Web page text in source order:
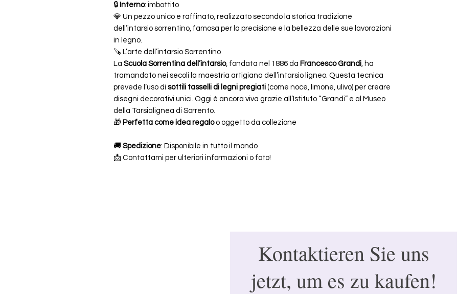
🔒 Interno: imbottito
💎 Un pezzo unico e raffinato, realizzato secondo la storica tradizione
dell’intarsio sorrentino, famosa per la precisione e la bellezza delle sue lavorazioni
in legno.
🪚 L’arte dell’intarsio Sorrentino
La Scuola Sorrentina dell’intarsio, fondata nel 1886 da Francesco Grandi , ha
tramandato nei secoli la maestria artigiana dell’intarsio ligneo. Questa tecnica
prevede l’uso di sottili tasselli di legni pregiati (come noce, limone, ulivo) per creare
disegni decorativi unici. Oggi è ancora viva grazie all’Istituto “Grandi” e al Museo
della Tarsialignea di Sorrento.
🎁 Perfetta come idea regaloo oggetto da collezione
🚚 Spedizione: Disponibile in tutto il mondo
📩 Contattami per ulteriori informazioni o foto!
Kontaktieren Sie uns
jetzt, um es zu kaufen!